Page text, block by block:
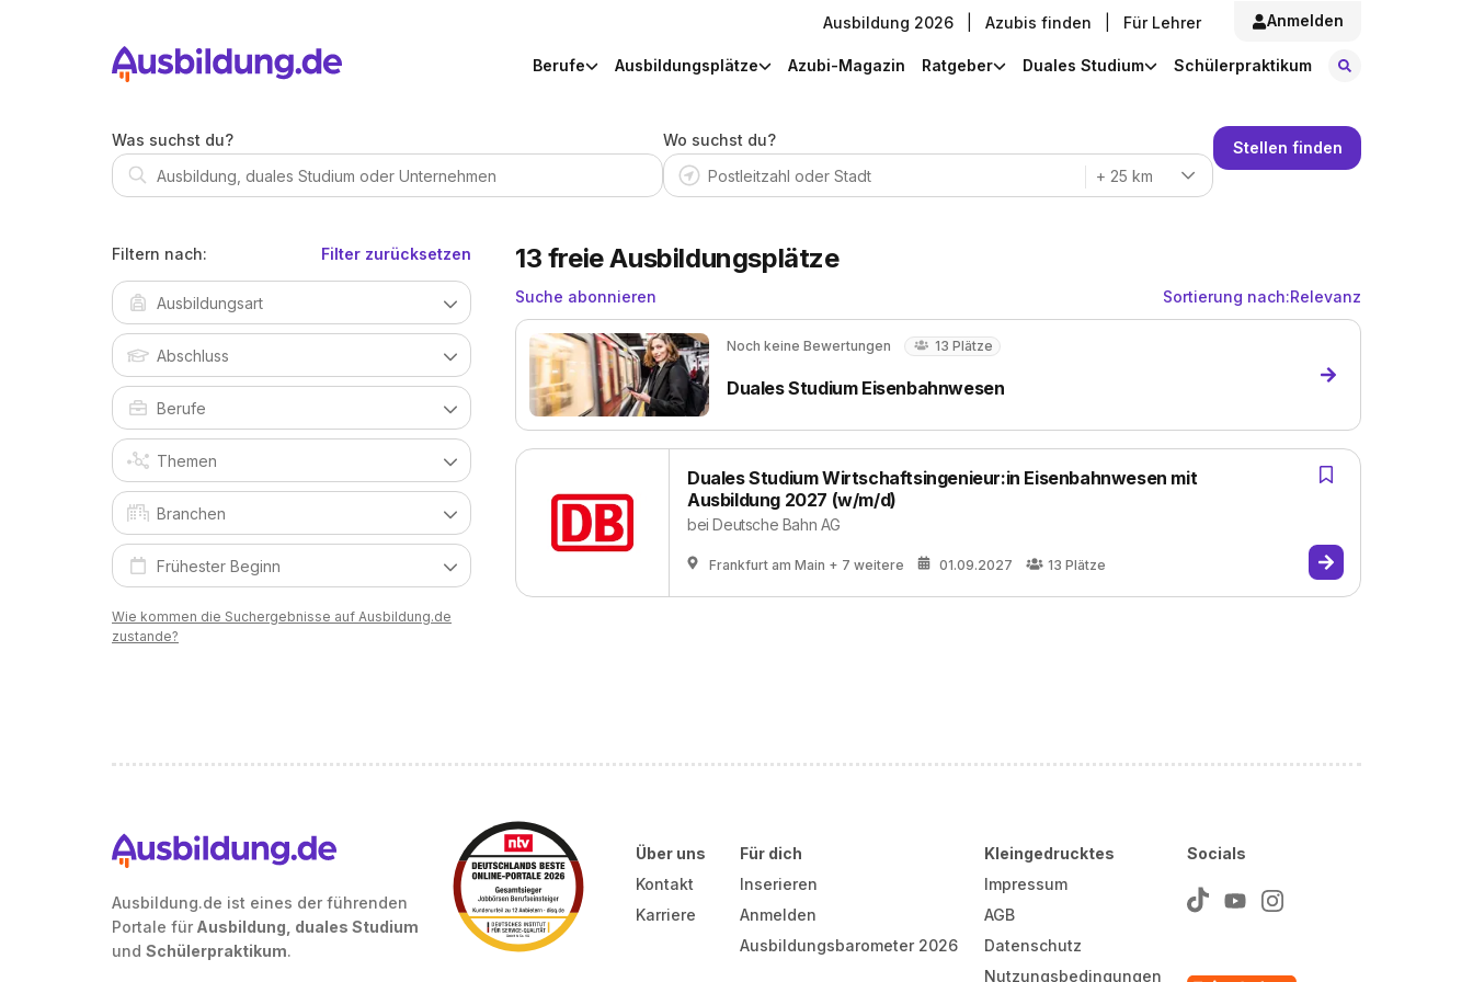
Ausbildung 2026 Azubis finden Für Lehrer Anmelden
Berufe Ausbildungsplätze Azubi-Magazin Ratgeber Duales Studium Schülerpraktikum
Was suchst du?
Wo suchst du?
+ 25 km
Stellen finden
Filtern nach: Filter zurücksetzen
Wie kommen die Suchergebnisse auf Ausbildung.de
zustande?
13 freie Ausbildungsplätze
Suche abonnieren Sortierung nach:Relevanz
Noch keine Bewertungen 13 Plätze
Duales Studium Eisenbahnwesen
Duales Studium Wirtschaftsingenieur:in Eisenbahnwesen mit
Ausbildung 2027 (w/m/d)
beiDeutsche Bahn AG
Frankfurt am Main + 7 weitere 01.09.2027 13 Plätze
Ausbildung.de ist eines der führenden
Portale für Ausbildung, duales Studium
und Schülerpraktikum.
Über uns
Kontakt
Karriere
Für dich
Inserieren
Anmelden
Ausbildungsbarometer 2026
Kleingedrucktes
Impressum
AGB
Datenschutz
Nutzungsbedingungen
Socials